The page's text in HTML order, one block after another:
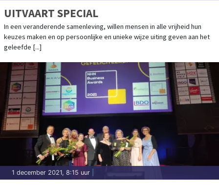
UITVAART SPECIAL
In een veranderende samenleving, willen mensen in alle vrijheid hun
keuzes maken en op persoonlijke en unieke wijze uiting geven aan het
geleefde [...]
1 december 2021, 8:15 uur